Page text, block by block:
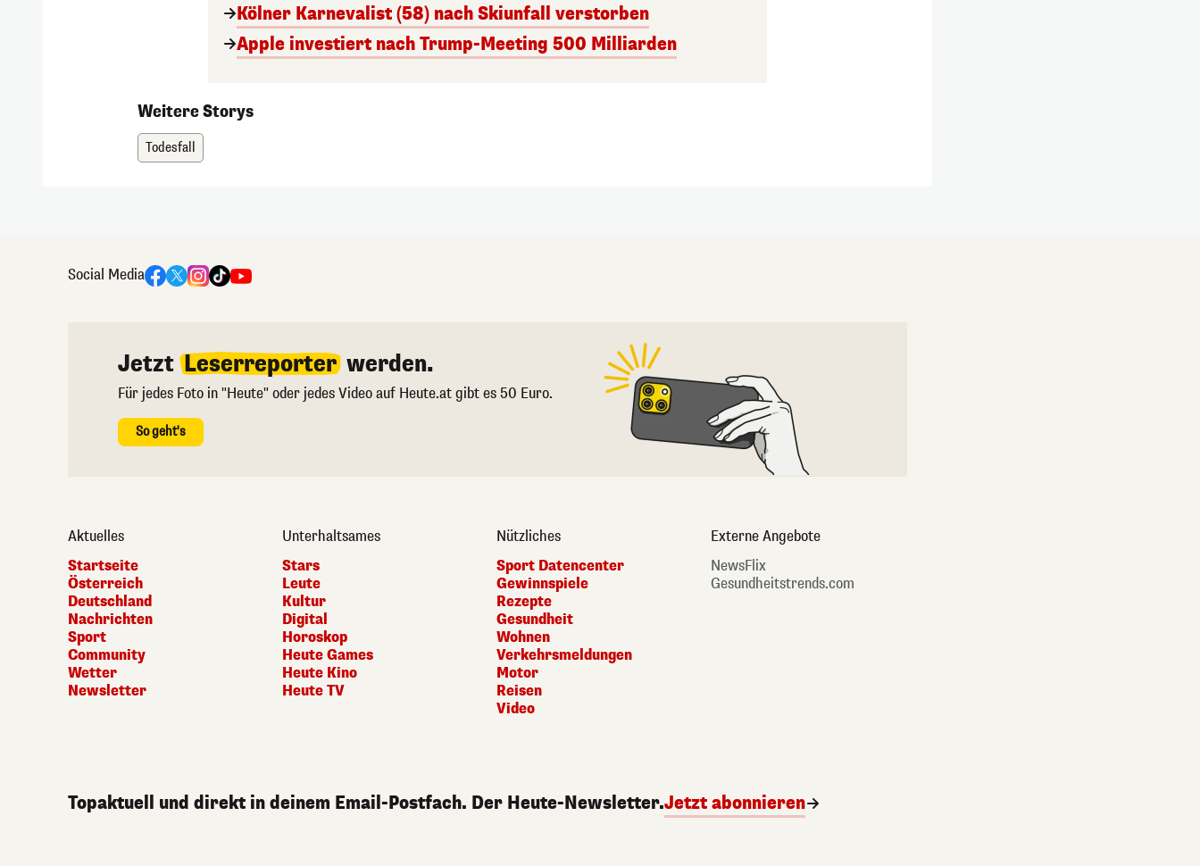
Kölner Karnevalist (58) nach Skiunfall verstorben
Apple investiert nach Trump-Meeting 500 Milliarden
Weitere Storys
Todesfall
Social Media
Jetzt Leserreporter werden.
Für jedes Foto in "Heute" oder jedes Video auf Heute.at gibt es 50 Euro.
So geht's
Aktuelles
Startseite
Österreich
Deutschland
Nachrichten
Sport
Community
Wetter
Newsletter
Unterhaltsames
Stars
Leute
Kultur
Digital
Horoskop
Heute Games
Heute Kino
Heute TV
Nützliches
Sport Datencenter
Gewinnspiele
Rezepte
Gesundheit
Wohnen
Verkehrsmeldungen
Motor
Reisen
Video
Externe Angebote
NewsFlix
Gesundheitstrends.com
Topaktuell und direkt in deinem Email-Postfach. Der Heute-Newsletter.Jetzt abonnieren